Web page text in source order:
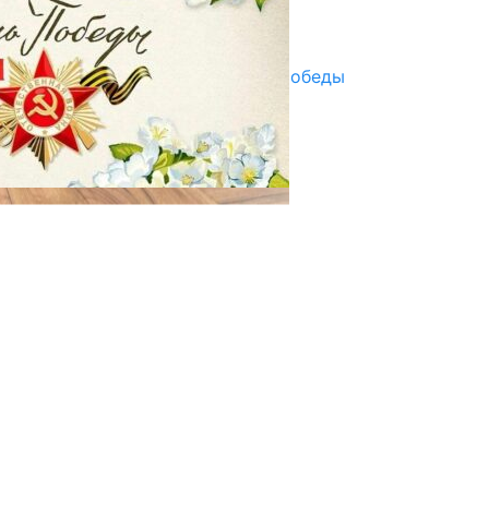
Улуу Жеңиштин жандуу сөзү
29.04.2025
Награды в преддверии Дня Победы
29.04.2025